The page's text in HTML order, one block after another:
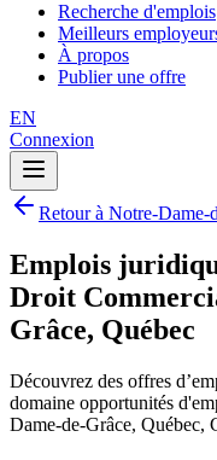
Recherche d'emplois
Meilleurs
À propos
Publier une offre
EN
Connexion
Retour à Notre-Dame-
Emplois
Droit
Grâce, Québec
Découvrez des offres
domaine opportunités
Dame-de-Grâce, Québec,